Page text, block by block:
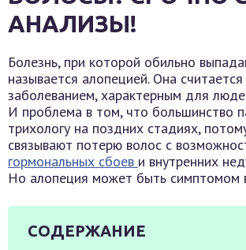
АНАЛИЗЫ!
Болезнь, при которой обильно
называется алопецией. Она
заболеванием, характерным для
И проблема в том, что большинство
трихологу на поздних стадиях,
связывают потерю волос с
гормональных сбоев и внутренних
Но алопеция может быть симптомом
СОДЕРЖАНИЕ